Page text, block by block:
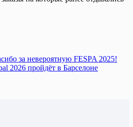
за невероятную FESPA 2025!
2026 пройдёт в Барселоне